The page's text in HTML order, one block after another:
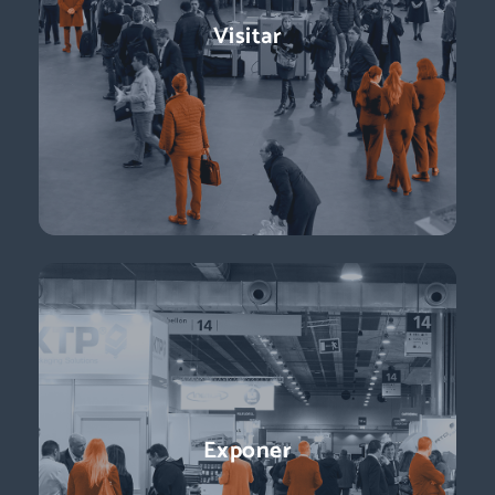
Visitar
Exponer
Logistics & Automation es la feria líder en España, el evento
referente para conocer a los decisores de compras:
directores de logística, directores de compras, responsables
de e-commerce … + de 11.000 profesionales para impulsar tu
Descubre más
Conferencias
¡Ponentes líderes, presentaciones centradas en temas de
actualidad y perspectivas sobre el futuro del sector que